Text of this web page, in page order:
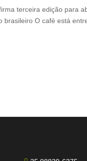
terceira edição para
O café está